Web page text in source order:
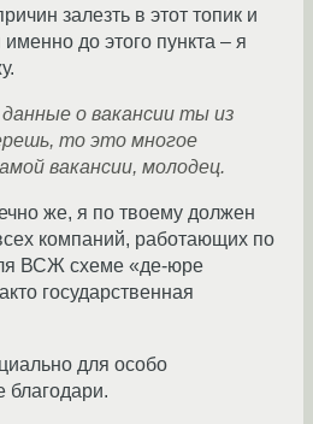
залезть в этот топик и
до этого пункта – я
о вакансии ты из
то это многое
вакансии, молодец.
же, я по твоему должен
компаний, работающих по
ВСЖ схеме «де-юре
государственная
для особо
благодари.